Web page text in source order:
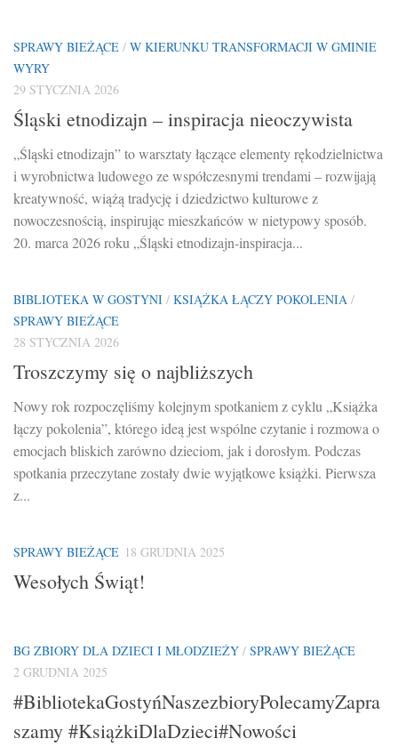
SPRAWY BIEŻĄCE / W KIERUNKU TRANSFORMACJI W GMINIE
WYRY
29 STYCZNIA 2026
Śląski etnodizajn – inspiracja nieoczywista
„Śląski etnodizajn” to warsztaty łączące elementy rękodzielnictwa
i wyrobnictwa ludowego ze współczesnymi trendami – rozwijają
kreatywność, wiążą tradycję i dziedzictwo kulturowe z
nowoczesnością, inspirując mieszkańców w nietypowy sposób.
20. marca 2026 roku „Śląski etnodizajn-inspiracja...
BIBLIOTEKA W GOSTYNI / KSIĄŻKA ŁĄCZY POKOLENIA /
SPRAWY BIEŻĄCE
28 STYCZNIA 2026
Troszczymy się o najbliższych
Nowy rok rozpoczęliśmy kolejnym spotkaniem z cyklu „Książka
łączy pokolenia”, którego ideą jest wspólne czytanie i rozmowa o
emocjach bliskich zarówno dzieciom, jak i dorosłym. Podczas
spotkania przeczytane zostały dwie wyjątkowe książki. Pierwsza
z...
SPRAWY BIEŻĄCE 18 GRUDNIA 2025
Wesołych Świąt!
BG ZBIORY DLA DZIECI I MŁODZIEŻY / SPRAWY BIEŻĄCE
2 GRUDNIA 2025
#BibliotekaGostyńNaszezbioryPolecamyZapra
szamy #KsiążkiDlaDzieci#Nowości